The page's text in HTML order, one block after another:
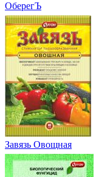
ОберегЪ
Завязь Овощная